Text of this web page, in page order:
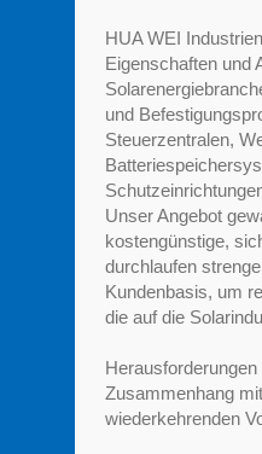
HUA WEI
Eigenschaften und
und
Steuerzentralen,
Unser Angebot
kostengünstige,
durchlaufen
Kundenbasis, um
die auf die
Zusammenhang
wiederkehrenden